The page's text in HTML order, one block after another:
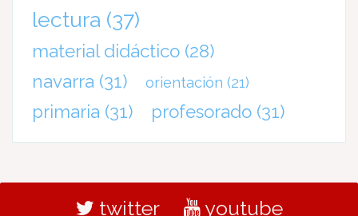
lectura (37)
material didáctico (28)
navarra (31) orientación (21)
primaria (31) profesorado (31)
twitter youtube